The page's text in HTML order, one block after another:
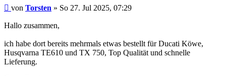
Beitrag
von Torsten » So 27. Jul 2025, 07:29
Hallo zusammen,
ich habe dort bereits mehrmals etwas bestellt für Ducati Köwe,
Husqvarna TE610 und TX 750, Top Qualität und schnelle
Lieferung.